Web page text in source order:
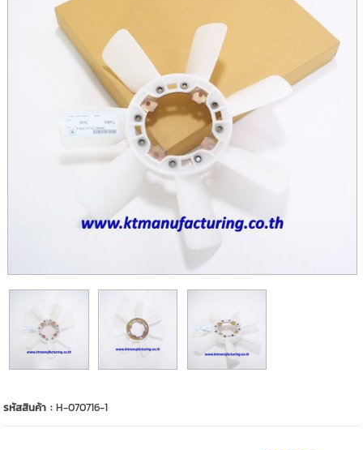
รหัสสินค้า :H-070716-1